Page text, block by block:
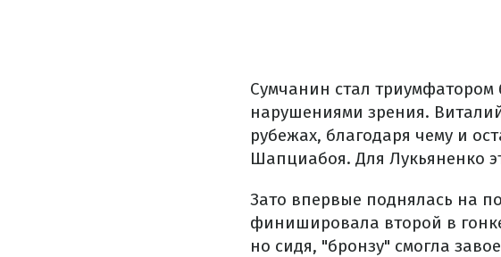
Сумчанин стал триумфатором
нарушениями зрения.
рубежах, благодаря чему и
Шапциабоя. Для Лукьяненко
Зато впервые поднялась на
финишировала второй в
но сидя, "бронзу" смогла